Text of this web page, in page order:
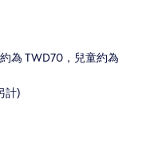
為 TWD70，兒童約為
計)